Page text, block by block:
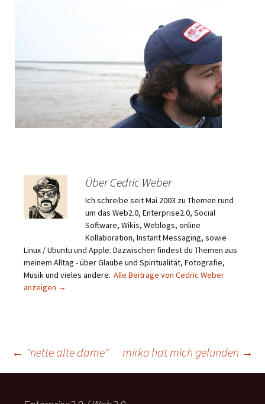
Über Cedric Weber
Ich schreibe seit Mai 2003 zu Themen rund
um das Web2.0, Enterprise2.0, Social
Software, Wikis, Weblogs, online
Kollaboration, Instant Messaging, sowie
Linux / Ubuntu und Apple. Dazwischen findest du Themen aus
meinem Alltag - über Glaube und Spiritualität, Fotografie,
Musik und vieles andere. Alle Beiträge von Cedric Weber
anzeigen →
Beitragsnavigation
← "nette alte dame" mirko hat mich gefunden →